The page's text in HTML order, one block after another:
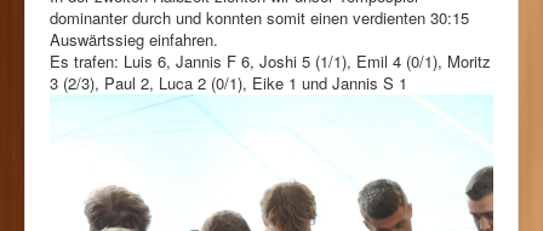
dominanter durch und konnten somit einen verdienten 30:15
Auswärtssieg einfahren.
Es trafen: Luis 6, Jannis F 6, Joshi 5 (1/1), Emil 4 (0/1), Moritz
3 (2/3), Paul 2, Luca 2 (0/1), Eike 1 und Jannis S 1